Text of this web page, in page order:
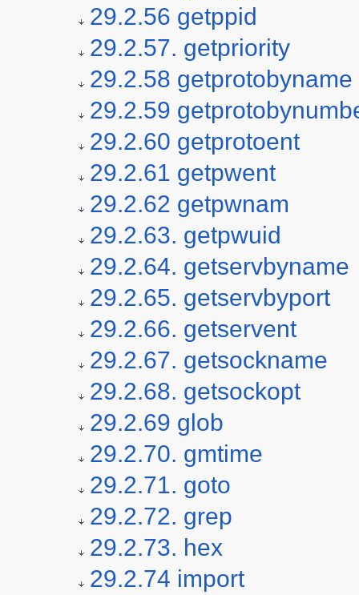
29.2.56 getppid
29.2.57. getpriority
29.2.58 getprotobyname
29.2.59
29.2.60 getprotoent
29.2.61 getpwent
29.2.62 getpwnam
29.2.63. getpwuid
29.2.64. getservbyname
29.2.65. getservbyport
29.2.66. getservent
29.2.67. getsockname
29.2.68. getsockopt
29.2.69 glob
29.2.70. gmtime
29.2.71. goto
29.2.72. grep
29.2.73. hex
29.2.74 import